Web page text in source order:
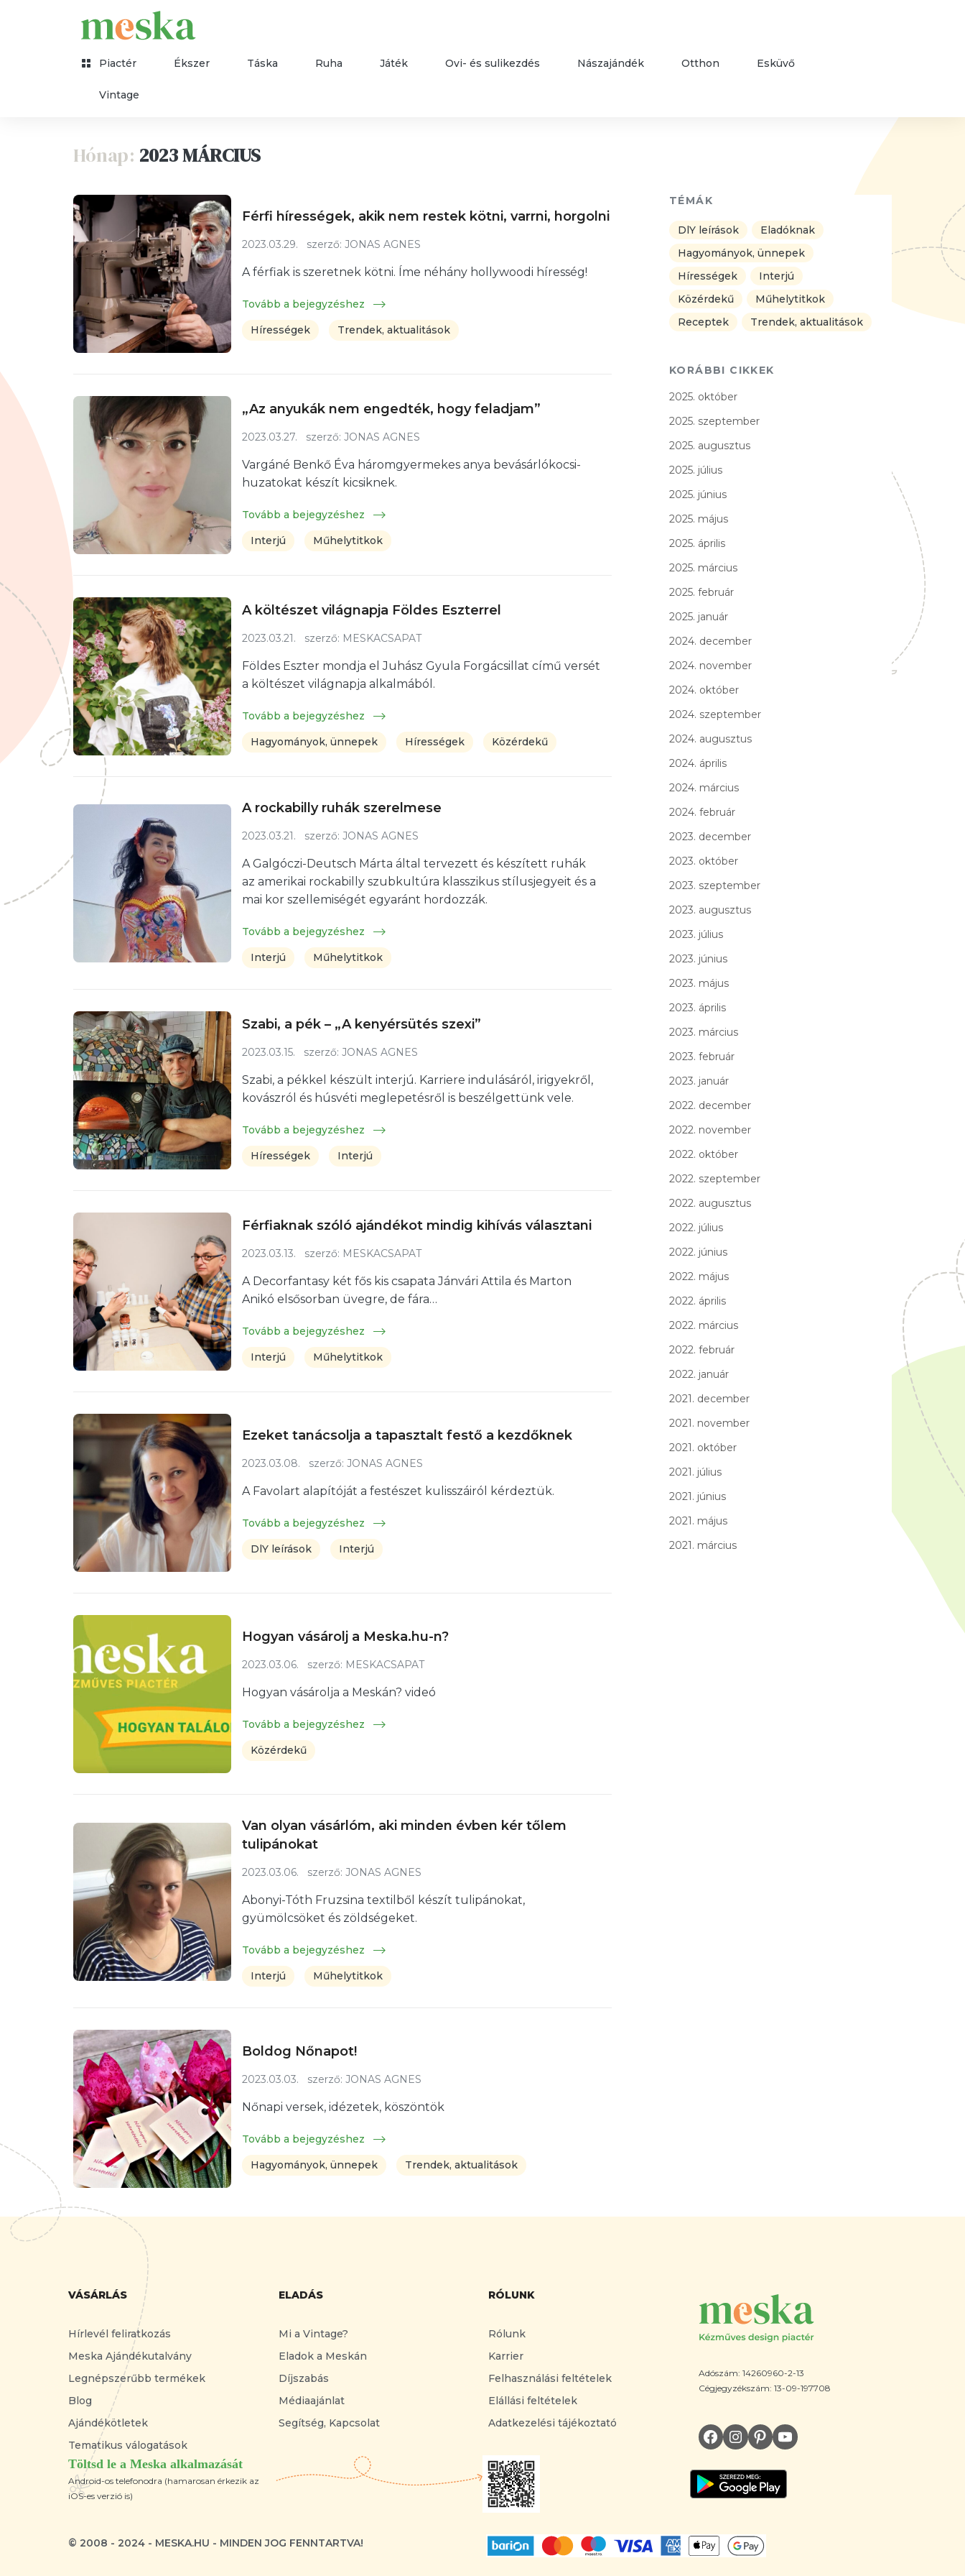
Piactér Ékszer Táska Ruha Játék Ovi- és sulikezdés Nászajándék Otthon Esküvő
Vintage
Hónap: 2023 MÁRCIUS
Férfi hírességek, akik nem restek kötni, varrni, horgolni
2023.03.29. szerző: JONAS AGNES
A férfiak is szeretnek kötni. Íme néhány hollywoodi híresség!
Tovább a bejegyzéshez
Hírességek
Trendek, aktualitások
„Az anyukák nem engedték, hogy feladjam”
2023.03.27. szerző: JONAS AGNES
Vargáné Benkő Éva háromgyermekes anya bevásárlókocsi-
huzatokat készít kicsiknek.
Tovább a bejegyzéshez
Interjú
Műhelytitkok
A költészet világnapja Földes Eszterrel
2023.03.21. szerző: MESKACSAPAT
Földes Eszter mondja el Juhász Gyula Forgácsillat című versét
a költészet világnapja alkalmából.
Tovább a bejegyzéshez
Hagyományok, ünnepek
Hírességek Közérdekű
A rockabilly ruhák szerelmese
2023.03.21. szerző: JONAS AGNES
A Galgóczi-Deutsch Márta által tervezett és készített ruhák
az amerikai rockabilly szubkultúra klasszikus stílusjegyeit és a
mai kor szellemiségét egyaránt hordozzák.
Tovább a bejegyzéshez
Interjú
Műhelytitkok
Szabi, a pék – „A kenyérsütés szexi”
2023.03.15. szerző: JONAS AGNES
Szabi, a pékkel készült interjú. Karriere indulásáról, irigyekről,
kovászról és húsvéti meglepetésről is beszélgettünk vele.
Tovább a bejegyzéshez
Hírességek
Interjú
Férfiaknak szóló ajándékot mindig kihívás választani
2023.03.13. szerző: MESKACSAPAT
A Decorfantasy két fős kis csapata Jánvári Attila és Marton
Anikó elsősorban üvegre, de fára…
Tovább a bejegyzéshez
Interjú
Műhelytitkok
Ezeket tanácsolja a tapasztalt festő a kezdőknek
2023.03.08. szerző: JONAS AGNES
A Favolart alapítóját a festészet kulisszáiról kérdeztük.
Tovább a bejegyzéshez
DlY leírások
Interjú
Hogyan vásárolj a Meska.hu-n?
2023.03.06. szerző: MESKACSAPAT
Hogyan vásárolja a Meskán? videó
Tovább a bejegyzéshez
Közérdekű
Van olyan vásárlóm, aki minden évben kér tőlem
tulipánokat
2023.03.06. szerző: JONAS AGNES
Abonyi-Tóth Fruzsina textilből készít tulipánokat,
gyümölcsöket és zöldségeket.
Tovább a bejegyzéshez
Interjú
Műhelytitkok
Boldog Nőnapot!
2023.03.03. szerző: JONAS AGNES
Nőnapi versek, idézetek, köszöntök
Tovább a bejegyzéshez
Hagyományok, ünnepek
Trendek, aktualitások
TÉMÁK
DlY leírások
Eladóknak
Hagyományok, ünnepek
Hírességek
Interjú
Közérdekű
Műhelytitkok
Receptek
Trendek, aktualitások
KORÁBBI CIKKEK
2025. október
2025. szeptember
2025. augusztus
2025. július
2025. június
2025. május
2025. április
2025. március
2025. február
2025. január
2024. december
2024. november
2024. október
2024. szeptember
2024. augusztus
2024. április
2024. március
2024. február
2023. december
2023. október
2023. szeptember
2023. augusztus
2023. július
2023. június
2023. május
2023. április
2023. március
2023. február
2023. január
2022. december
2022. november
2022. október
2022. szeptember
2022. augusztus
2022. július
2022. június
2022. május
2022. április
2022. március
2022. február
2022. január
2021. december
2021. november
2021. október
2021. július
2021. június
2021. május
2021. március
VÁSÁRLÁS
Hírlevél feliratkozás
Meska Ajándékutalvány
Legnépszerűbb termékek
Blog
Ajándékötletek
Tematikus válogatások
ELADÁS
Mi a Vintage?
Eladok a Meskán
Díjszabás
Médiaajánlat
Segítség, Kapcsolat
RÓLUNK
Rólunk
Karrier
Felhasználási feltételek
Elállási feltételek
Adatkezelési tájékoztató
Adószám: 14260960-2-13
Cégjegyzékszám: 13-09-197708
Töltsd le a Meska alkalmazását
Android-os telefonodra (hamarosan érkezik az
iOS-es verzió is)
© 2008 - 2024 - MESKA.HU - MINDEN JOG FENNTARTVA!